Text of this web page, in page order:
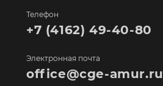
Телефон
+7 (4162) 49-40-80
Электронная почта
office@cge-amur.ru